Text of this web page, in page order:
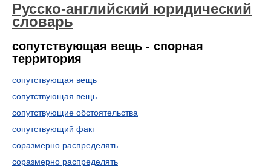
Русско-английский юридический
словарь
сопутствующая вещь - спорная
территория
сопутствующая вещь
сопутствующая вещь
сопутствующие обстоятельства
сопутствующий факт
соразмерно распределять
соразмерно распределять